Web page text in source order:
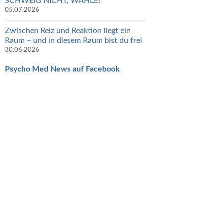
05.07.2026
Zwischen Reiz und Reaktion liegt ein
Raum – und in diesem Raum bist du frei
30.06.2026
Psycho Med News auf Facebook